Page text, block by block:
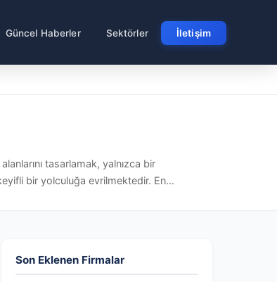
Güncel Haberler Sektörler İletişim
tasarlamak, yalnızca bir
bir yolculuğa evrilmektedir. En...
Son Eklenen Firmalar